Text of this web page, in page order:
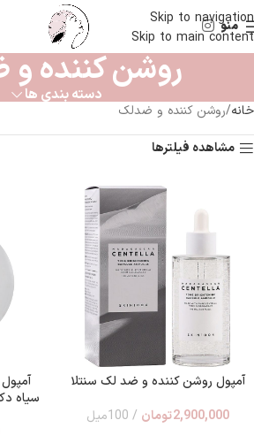
Skip to navigation
Skip to main content
منو
روشن کننده
دسته بندی ها
خانه روشن کننده و ضدلک
مشاهده فیلترها
آمپول روشن کننده و ضد لک سنتلا
2,900,000تومان 100میل
سیاه
ضمانت اصالت ليتل شل ارسال ٢ الي ٧ روز كاري ب كل ايران